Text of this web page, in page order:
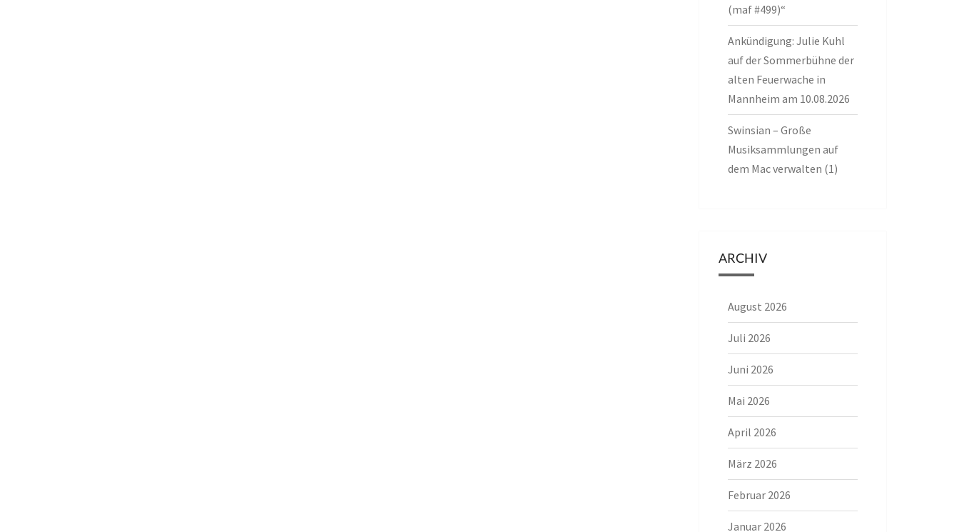
(maf #499)“
Ankündigung: Julie Kuhl
auf der Sommerbühne der
alten Feuerwache in
Mannheim am 10.08.2026
Swinsian – Große
Musiksammlungen auf
dem Mac verwalten (1)
ARCHIV
August 2026
Juli 2026
Juni 2026
Mai 2026
April 2026
März 2026
Februar 2026
Januar 2026